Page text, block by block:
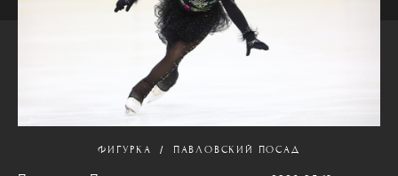
ФИГУРКА ПАВЛОВСКИЙ ПОСАД